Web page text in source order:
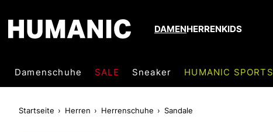
DAMENHERRENKIDS
Damenschuhe SALE Sneaker HUMANIC SPORTS
Startseite Herren Herrenschuhe Sandale